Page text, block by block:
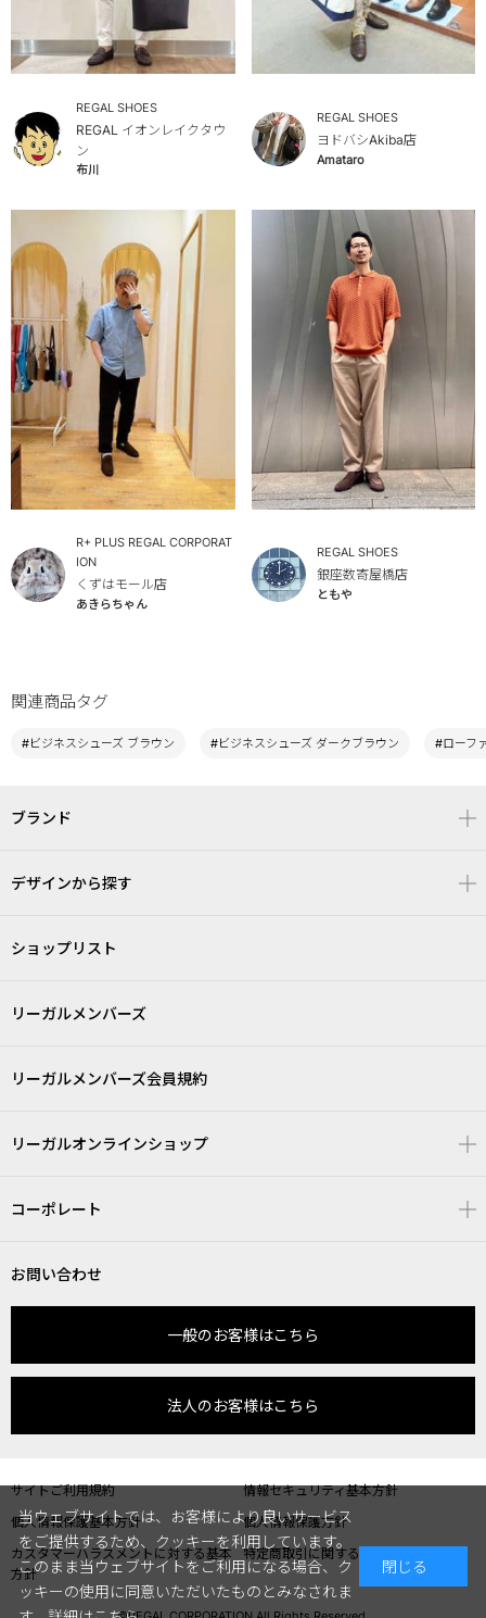
REGAL SHOES
REGAL イオンレイクタウ
ン
布川
REGAL SHOES
ヨドバシAkiba店
Amataro
R+ PLUS REGAL CORPORAT
ION
くずはモール店
あきらちゃん
REGAL SHOES
銀座数寄屋橋店
ともや
関連商品タグ
#ビジネスシューズ ブラウン #ビジネスシューズ ダークブラウン #ローフ
ブランド
デザインから探す
ショップリスト
リーガルメンバーズ
リーガルメンバーズ会員規約
リーガルオンラインショップ
コーポレート
お問い合わせ
一般のお客様はこちら
法人のお客様はこちら
サイトご利用規約
情報セキュリティ基本方針
個人情報保護基本方針
個人情報保護方針
カスタマーハラスメントに対する基本
方針
特定商取引に関する表記
当ウェブサイトでは、お客様により良いサービス
をご提供するため、クッキーを利用しています。
このまま当ウェブサイトをご利用になる場合、ク
ッキーの使用に同意いただいたものとみなされま
閉じる